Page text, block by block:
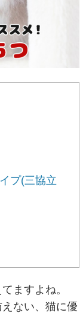
プ(三協立
ますよね。
ない、猫に優